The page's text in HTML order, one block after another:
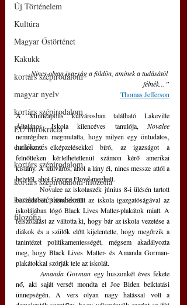
Új Történelem
Kultúra
Magyar Őstörténet
Kakukk
kortárs szépirodalom
magyar nyelv
kortárs szépirodalom
EU bürokrácia
emlékezés
kortárs szépirodalom
kortárs szépirodalom filozófia
kortárs szépirodalom
filozófia
„Nincs olyan igazság a földön, aminek a tudásától
félnék…”
Thomas Jefferson
A Minneapolis külvárosban található Lakeville
Általános Iskola kilencéves tanulója,
nemrégiben megmutatta, hogy milyen egy öntudatos,
határozott elképzelésekkel bíró, az igazságot a
felnőtteken kérlelhetetlenül számon kérő amerikai
kislány. A külváros, ahol a lány él, nincs messze attól a
helytől, ahol George Floyd meghalt.
	Novalee az iskolaszék június 8-i ülésén tartott
beszédében szembeszállt az iskola igazgatóságával az
iskolájában lógó Black Lives Matter-plakátok miatt. A
felszólalást az váltotta ki, hogy bár az iskola vezetése a
diákok és a szülők előtt kijelentette, hogy megőrzik a
tanintézet politikamentességét, mégsem akadályozta
meg, hogy Black Lives Matter- és Amanda Gorman-
plakátokkal szórják tele az iskolát.
Amanda Gorman egy huszonkét éves fekete
nő, aki saját versét mondta el Joe Biden beiktatási
ünnepségén. A vers olyan nagy hatással volt a